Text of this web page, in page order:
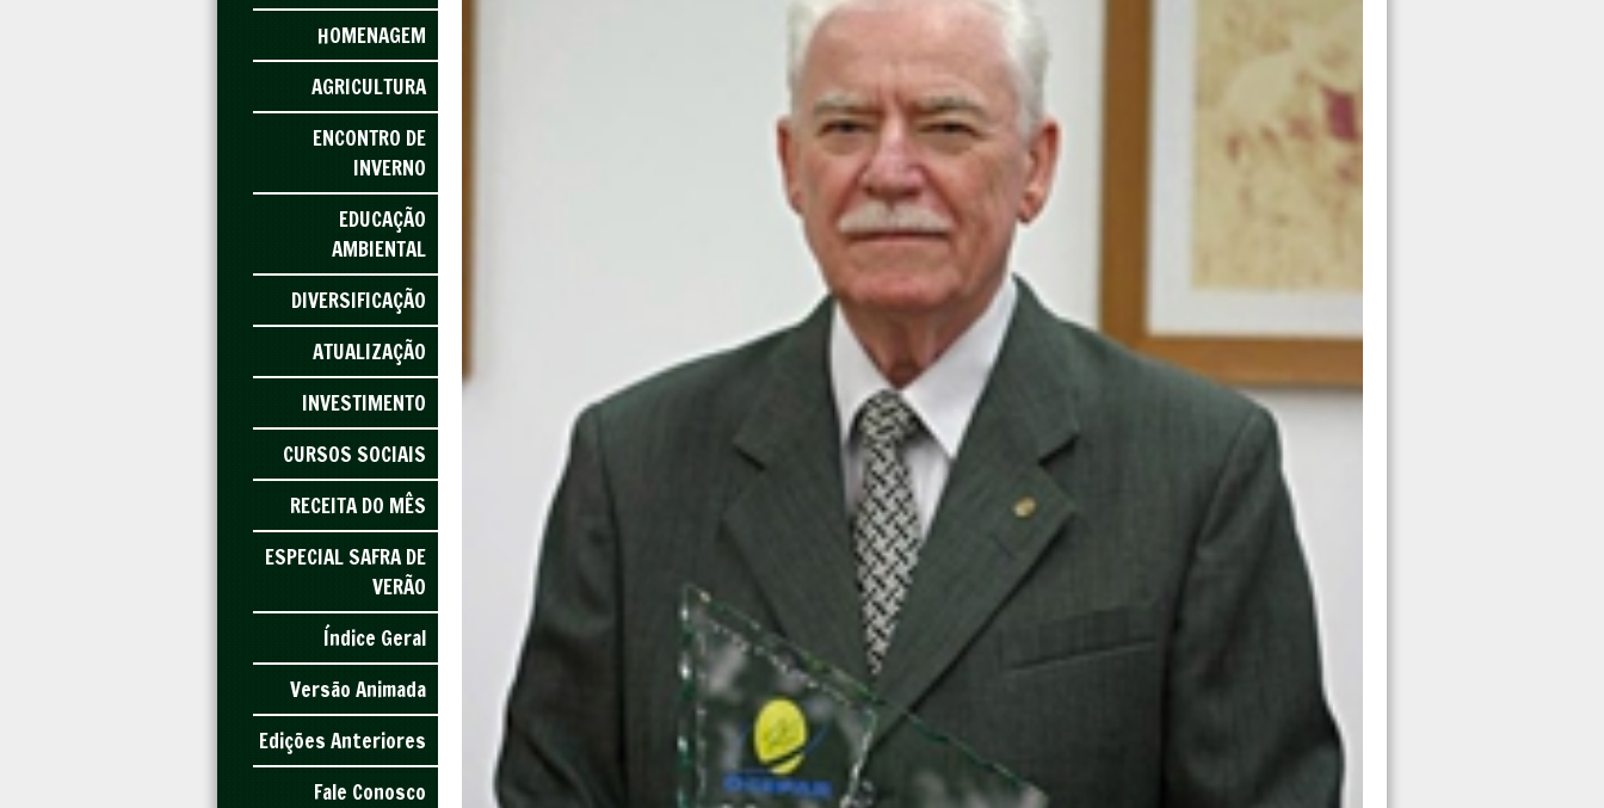
HOMENAGEM
AGRICULTURA
ENCONTRO DE
INVERNO
EDUCAÇÃO
AMBIENTAL
DIVERSIFICAÇÃO
ATUALIZAÇÃO
INVESTIMENTO
CURSOS SOCIAIS
RECEITA DO MÊS
ESPECIAL SAFRA DE
VERÃO
Índice Geral
Versão Animada
Edições Anteriores
Fale Conosco